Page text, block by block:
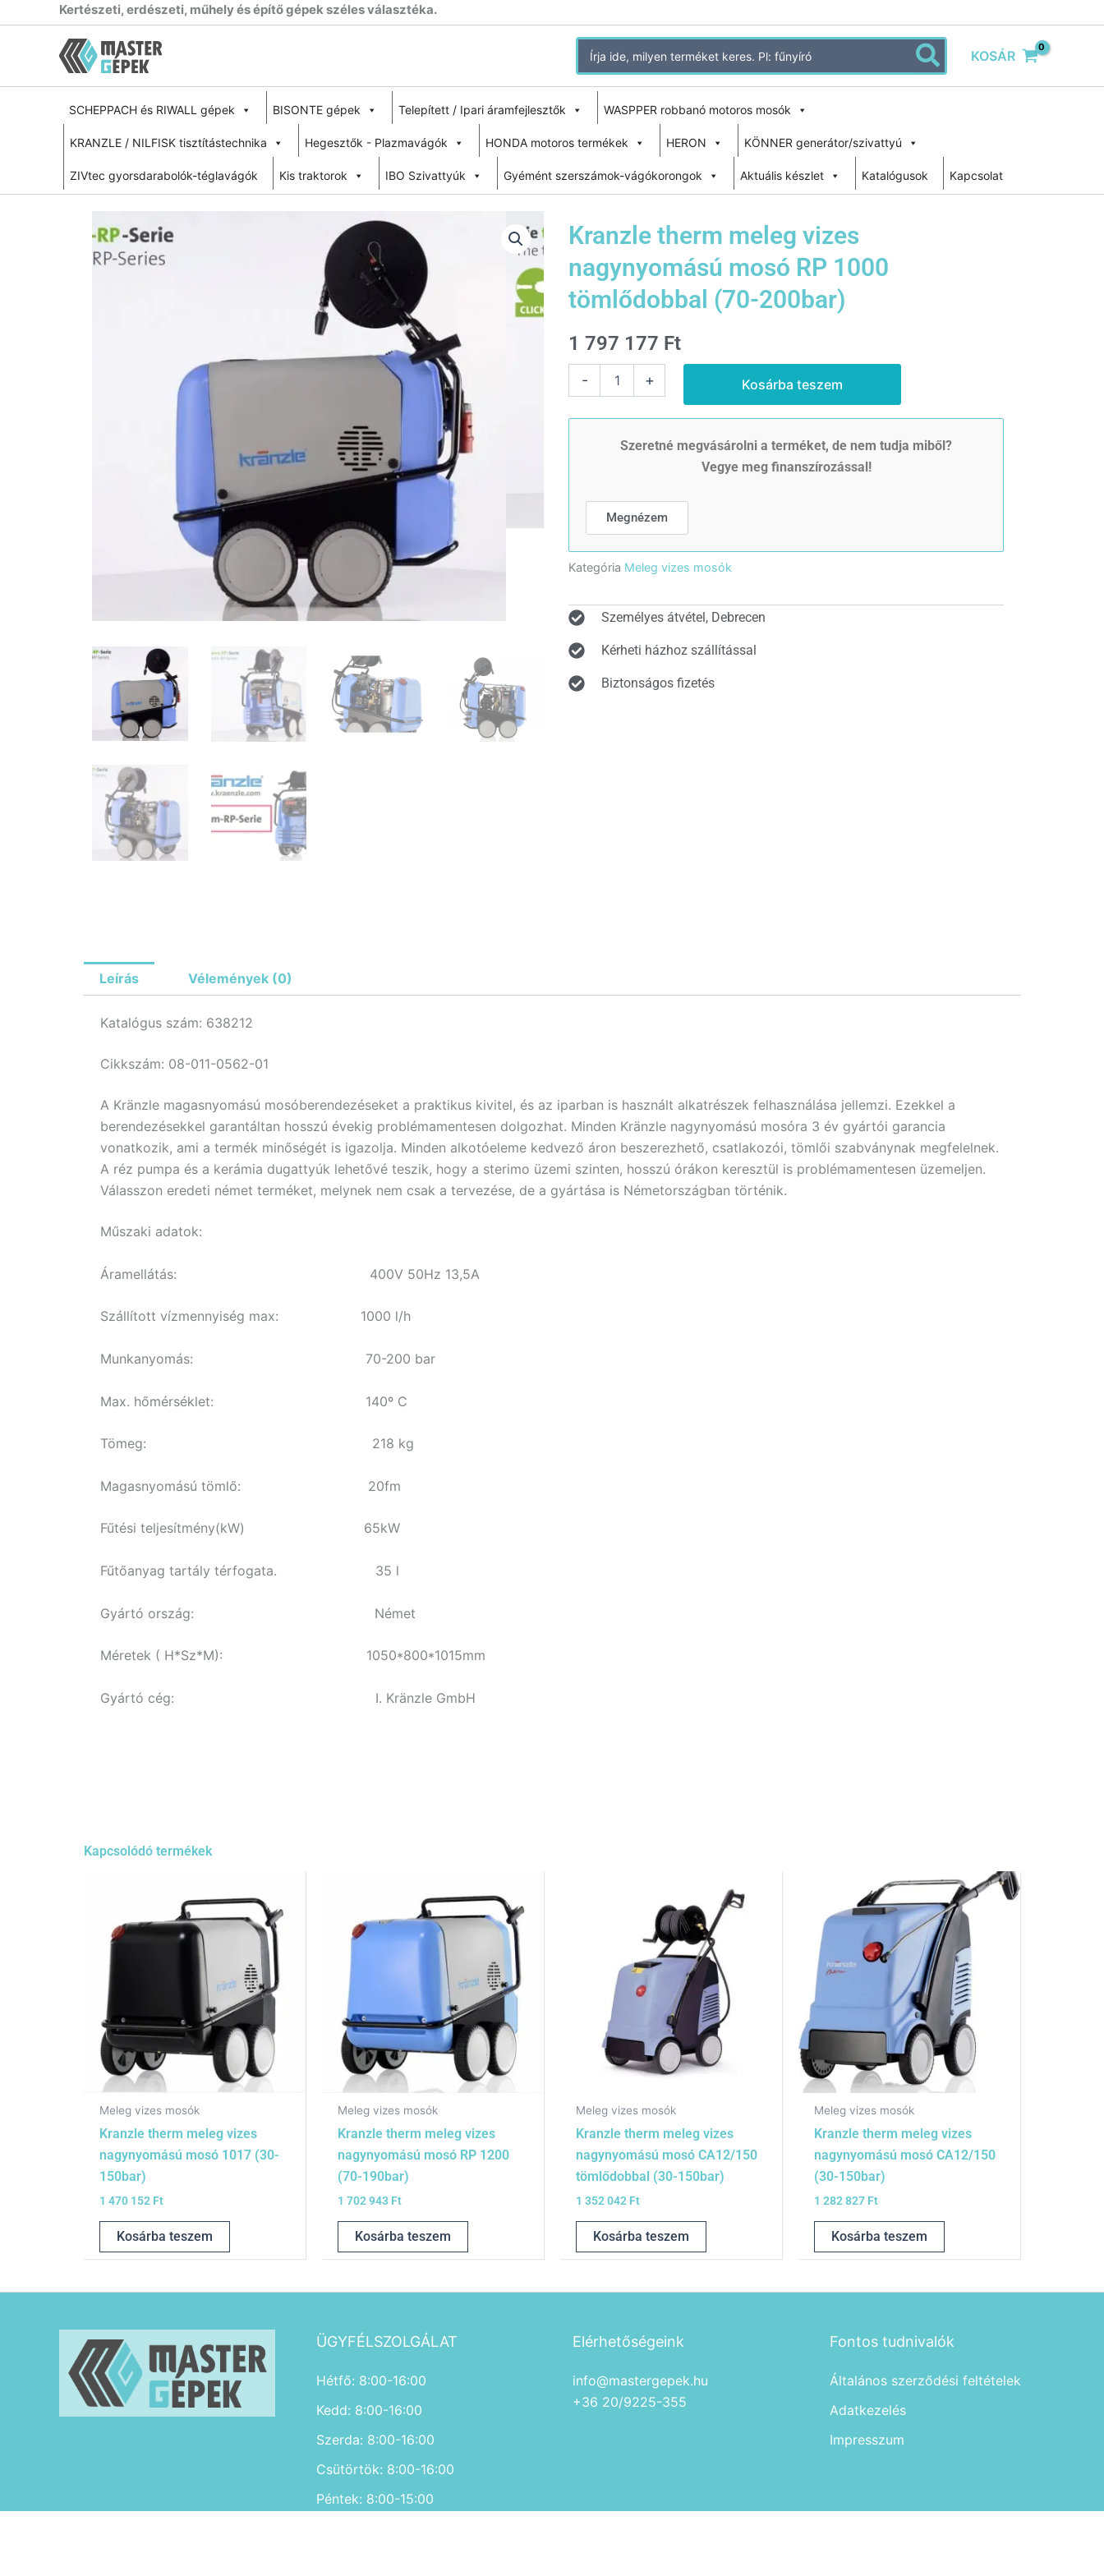
Kertészeti, erdészeti, műhely és építő gépek széles választéka.
Search
for:
KOSÁR
SCHEPPACH és RIWALL gépek BISONTE gépek Telepített / Ipari áramfejlesztők WASPPER robbanó motoros mosók
KRANZLE / NILFISK tisztítástechnika Hegesztők - Plazmavágók HONDA motoros termékek HERON KÖNNER generátor/szivattyú
ZIVtec gyorsdarabolók-téglavágók Kis traktorok IBO Szivattyúk Gyémént szerszámok-vágókorongok Aktuális készlet Katalógusok Kapcsolat
Kranzle therm meleg vizes
nagynyomású mosó RP 1000
tömlődobbal (70-200bar)
1 797 177 Ft
-
vizes
tömlődobbal
200bar)
mennyiség
+ Kosárba teszem
Szeretné megvásárolni a terméket, de nem tudja miből?
Vegye meg finanszírozással!
Megnézem
Kategória Meleg vizes mosók
Személyes átvétel, Debrecen
Kérheti házhoz szállítással
Biztonságos fizetés
Leírás Vélemények (0)
Katalógus szám: 638212
Cikkszám: 08-011-0562-01
A Kränzle magasnyomású mosóberendezéseket a praktikus kivitel, és az iparban is használt alkatrészek felhasználása jellemzi. Ezekkel a
berendezésekkel garantáltan hosszú évekig problémamentesen dolgozhat. Minden Kränzle nagynyomású mosóra 3 év gyártói garancia
vonatkozik, ami a termék minőségét is igazolja. Minden alkotóeleme kedvező áron beszerezhető, csatlakozói, tömlői szabványnak megfelelnek.
A réz pumpa és a kerámia dugattyúk lehetővé teszik, hogy a sterimo üzemi szinten, hosszú órákon keresztül is problémamentesen üzemeljen.
Válasszon eredeti német terméket, melynek nem csak a tervezése, de a gyártása is Németországban történik.
Műszaki adatok:
Áramellátás: 400V 50Hz 13,5A
Szállított vízmennyiség max: 1000 l/h
Munkanyomás: 70-200 bar
Max. hőmérséklet: 140º C
Tömeg: 218 kg
Magasnyomású tömlő: 20fm
Fűtési teljesítmény(kW) 65kW
Fűtőanyag tartály térfogata. 35 l
Gyártó ország: Német
Méretek ( H*Sz*M): 1050*800*1015mm
Gyártó cég: I. Kränzle GmbH
Kapcsolódó termékek
Meleg vizes mosók
Kranzle therm meleg vizes
nagynyomású mosó 1017 (30-
150bar)
1 470 152 Ft
Kosárba teszem
Meleg vizes mosók
Kranzle therm meleg vizes
nagynyomású mosó RP 1200
(70-190bar)
1 702 943 Ft
Kosárba teszem
Meleg vizes mosók
Kranzle therm meleg vizes
nagynyomású mosó CA12/150
tömlődobbal (30-150bar)
1 352 042 Ft
Kosárba teszem
Meleg vizes mosók
Kranzle therm meleg vizes
nagynyomású mosó CA12/150
(30-150bar)
1 282 827 Ft
Kosárba teszem
ÜGYFÉLSZOLGÁLAT
Hétfő: 8:00-16:00
Kedd: 8:00-16:00
Szerda: 8:00-16:00
Csütörtök: 8:00-16:00
Péntek: 8:00-15:00
Elérhetőségeink
info@mastergepek.hu
+36 20/9225-355
Fontos tudnivalók
Általános szerződési feltételek
Adatkezelés
Impresszum